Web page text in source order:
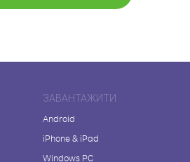
ЗАВАНТАЖИТИ
Android
iPhone & iPad
Windows PC